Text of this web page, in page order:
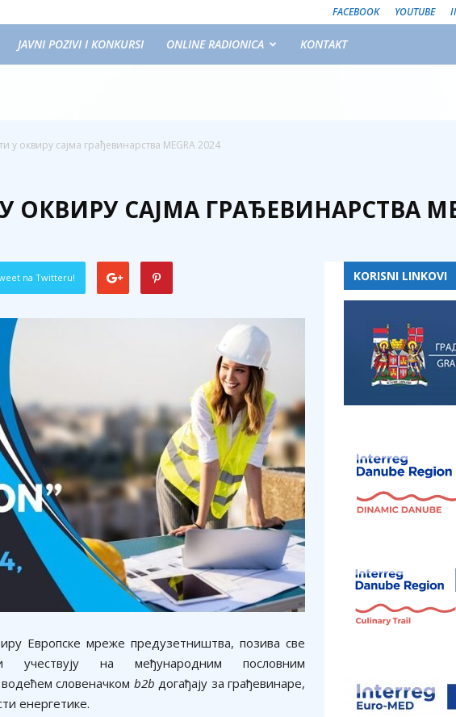
FACEBOOK YOUTUBE
JAVNI POZIVI I KONKURSI ONLINE RADIONICA KONTAKT
у оквиру сајма грађевинарства MEGRA 2024
САЈМА ГРАЂЕВИНАРСТВА
na Twitteru!
Европске мреже предузетништва, позива све
на међународним пословним
словеначком b2b догађају за грађевинаре,
енергетике.
KORISNI LINKOVI